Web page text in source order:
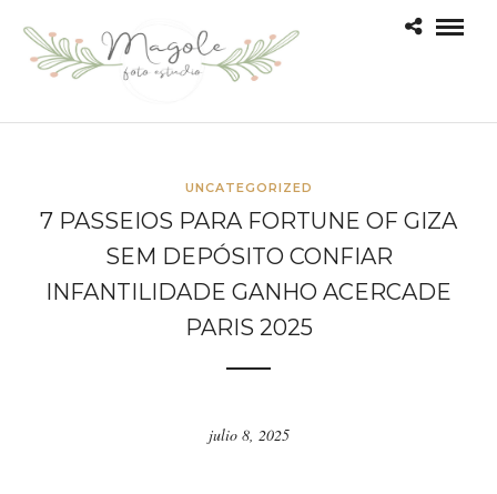
UNCATEGORIZED
7 PASSEIOS PARA FORTUNE OF GIZA
SEM DEPÓSITO CONFIAR
INFANTILIDADE GANHO ACERCADE
PARIS 2025
julio 8, 2025